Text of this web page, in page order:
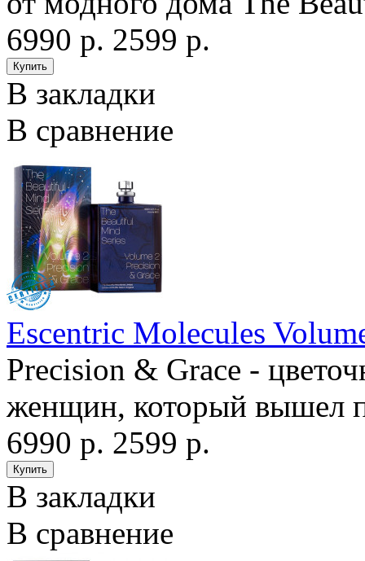
6990 р. 2599 р.
В закладки
В сравнение
Escentric Molecules
Precision & Grace -
женщин, который вышел
6990 р. 2599 р.
В закладки
В сравнение